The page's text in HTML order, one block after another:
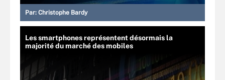
Par: Christophe Bardy
Les smartphones représentent désormais la
majorité du marché des mobiles